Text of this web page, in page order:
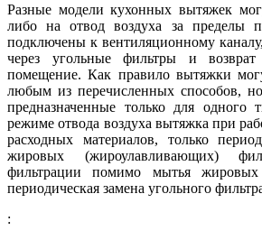
Разные модели кухонных вытяжек
либо на отвод воздуха за пределы
подключены к вентиляционному
через угольные фильтры и
помещение. Как правило вытяжки
любым из перечисленных способов,
предназначенные только для одного
режиме отвода воздуха вытяжка при
расходных материалов, только
жировых (жироулавливающих)
фильтрации помимо мытья жировых
периодическая замена угольного
: